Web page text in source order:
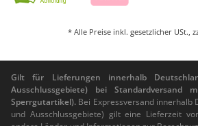
* Alle Preise inkl. gesetzlicher USt.,
Gilt für Lieferungen innerhalb
Ausschlussgebiete) bei
Sperrgutartikel). Bei Expressversand innerhalb
und Ausschlussgebiete) gilt eine Lieferzeit